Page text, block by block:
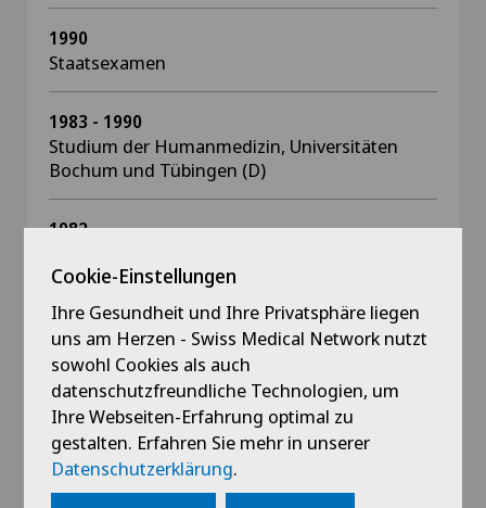
1990
Staatsexamen
1983 - 1990
Studium der Humanmedizin, Universitäten
Bochum und Tübingen (D)
1982
Freiburg/Breisgau
Lehre
seit 2005
Themenunterricht Kinderchirurgie/Interaktive
Fallpräsentation für den 6. Jahreskurs
Cookie-Einstellungen
Ihre Gesundheit und Ihre Privatsphäre liegen
uns am Herzen - Swiss Medical Network nutzt
sowohl Cookies als auch
datenschutzfreundliche Technologien, um
Ihre Webseiten-Erfahrung optimal zu
gestalten. Erfahren Sie mehr in unserer
Datenschutzerklärung.